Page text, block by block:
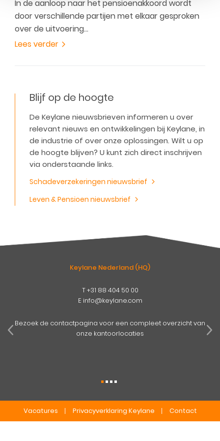
In de aanloop naar het pensioenakkoord wordt
door verschillende partijen met elkaar gesproken
over de uitvoering…
Lees verder
Blijf op de hoogte
De Keylane nieuwsbrieven informeren u over
relevant nieuws en ontwikkelingen bij Keylane, in
de industrie of over onze oplossingen. Wilt u op
de hoogte blijven? U kunt zich direct inschrijven
via onderstaande links.
Schadeverzekeringen nieuwsbrief
Leven & Pensioen nieuwsbrief
Keylane Nederland (HQ)
T+31 88 404 50 00
E info@keylane.com
Bezoek de contactpagina voor een compleet overzicht van
onze kantoorlocaties
Vacatures Privacyverklaring Keylane Contact